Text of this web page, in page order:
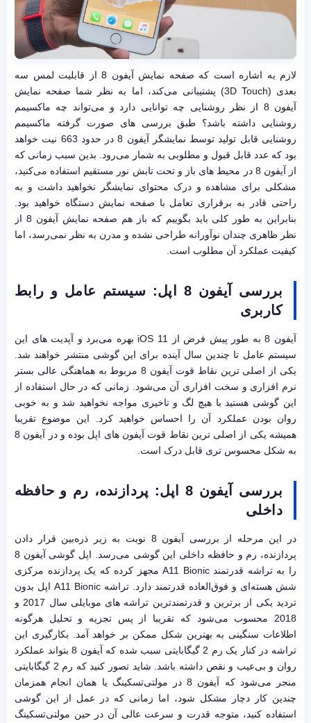
لازم به اشاره است که صفحه نمایش آیفون 8 از قابلیت لمس سه
بعدی (3D Touch) پشتیبانی می‌کند، اما به نظر شما صفحه نمایش
آیفون 8 از نظر روشنایی چه توانایی دارد و می‌تواند چه ماکسیمم
روشنایی داشته باشد؟ طبق بررسی های صورت گرفته ماکسیمم
روشنایی قابل تولید توسط نمایشگر آیفون 8 در حدود 663 نیت خواهد
بود که عدد قابل قبول و مطلوبی به شمار می‌رود. بدین سبب زمانی که
از آیفون 8 در محیط های باز و تحت تابش نور مستقیم استفاده می‌کنید،
مشکلی برای مشاهده و درک محتوای نمایشگر نخواهید داشت و به
راحتی قادر به برقراری تعامل با صفحه نمایش دستگاه خواهید بود.
بنابراین به طور کلی باید بگوییم که باز هم صفحه نمایش آیفون 8 از
نظر ظاهری چندان نوآورانه طراحی نشده و مدرن به نظر نمی‌رسد، اما
کیفیت عملکرد آن مطلوب است.
بررسی آیفون 8 اپل: سیستم عامل و رابط
کاربری
آیفون 8 به طور پیش فرض از iOS 11 بهره می‌برد و آپدیت های این
سیستم عامل تا چندین سال آینده برای این گوشی منتشر خواهند شد.
یکی از اصلی ترین نقاط قوت آیفون 8 مربوط به هماهنگی عالی بستر
نرم افزاری و سخت افزاری آن می‌شود. زمانی که در حال استفاده از
این گوشی هستید با هیچ لگ و تاخیری مواجه نخواهید شد و به خوبی
روان بودن عملکرد آن را احساس خواهید کرد. این موضوع تقریبا
همیشه یکی از اصلی ترین نقاط قوت آیفون های اپل بوده و در آیفون 8
به شکل محسوس تری قابل درک است.
بررسی آیفون 8 اپل: پردازنده، رم و حافظه
داخلی
در این مرحله از بررسی آیفون 8 نوبت به زیر ذره‌بین قرار دادن
پردازنده، رم و حافظه داخلی این گوشی می‌رسد. اپل گوشی آیفون 8
را به تراشه قدرتمند A11 Bionic مجهز کرده که یک پردازنده مرکزی
شش هسته‌ای و فوق‌العاده قدرتمند دارد. تراشه A11 Bionic اپل بدون
تردید یکی از برترین و قدرتمندترین تراشه های موبایلی سال 2017 و
2018 محسوب می‌شود که تقریبا از پس تجزیه و تحلیل هرگونه
اطلاعات سنگینی به بهترین شکل ممکن بر خواهد آمد. بکارگیری این
تراشه در کنار یک رم 2 گیگابایتی سبب شده که آیفون 8 بتواند عملکرد
روان و بی‌عیب و نقص داشته باشد. شاید تصور کنید که رم 2 گیگابایتی
منجر می‌شود که آیفون 8 در مولتی‌تسکینگ یا همان انجام همزمان
چندین کار دچار مشکل شود، اما زمانی که در عمل از این گوشی
استفاده کنید، متوجه قدرت و سرعت عالی آن در حین مولتی‌تسکینگ